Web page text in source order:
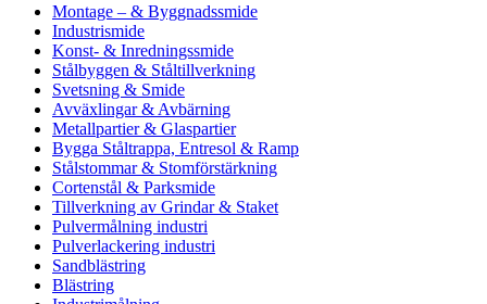
Montage – & Byggnadssmide
Industrismide
Konst- & Inredningssmide
Stålbyggen & Ståltillverkning
Svetsning & Smide
Avväxlingar & Avbärning
Metallpartier & Glaspartier
Bygga Ståltrappa, Entresol & Ramp
Stålstommar & Stomförstärkning
Cortenstål & Parksmide
Tillverkning av Grindar & Staket
Pulvermålning industri
Pulverlackering industri
Sandblästring
Blästring